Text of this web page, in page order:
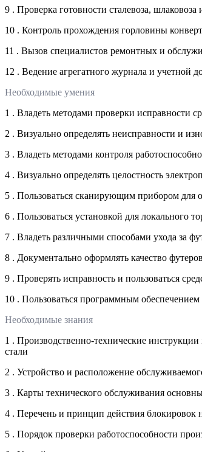
9 . Проверка готовности сталевоза,
10 . Контроль прохождения горловины
11 . Вызов специалистов ремонтных и
12 . Ведение агрегатного журнала и учетной
Необходимые умения
1 . Владеть методами проверки исправности
2 . Визуально определять неисправности и
3 . Владеть методами контроля
4 . Визуально определять целостность
5 . Пользоваться сканирующим прибором для
6 . Пользоваться установкой для локального
7 . Владеть различными способами ухода за
8 . Документально оформлять качество
9 . Проверять исправность и пользоваться
10 . Пользоваться программным
Необходимые знания
1 . Производственно-технические
стали
2 . Устройство и расположение
3 . Карты технического обслуживания
4 . Перечень и принцип действия блокировок
5 . Порядок проверки работоспособности